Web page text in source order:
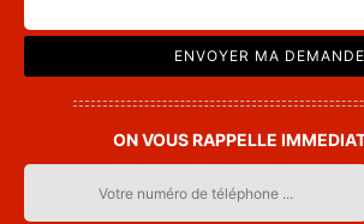
ON VOUS RAPPELLE